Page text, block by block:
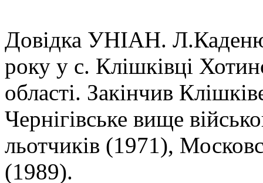
Довідка УНІАН.
року у с. Клішківці
області. Закінчив
Чернігівське вище
льотчиків (1971),
(1989).